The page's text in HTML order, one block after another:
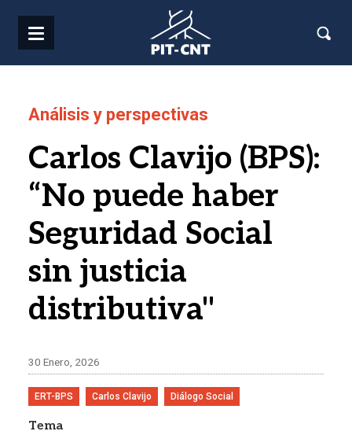
Análisis y perspectivas
Carlos Clavijo (BPS):
“No puede haber
Seguridad Social
sin justicia
distributiva"
30 Enero, 2026
ERT-BPS Carlos Clavijo Diálogo Social
Tema